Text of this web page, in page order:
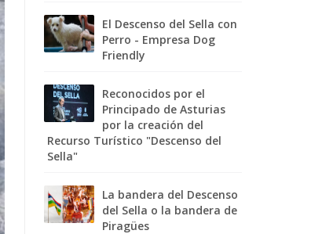
El Descenso del Sella con
Perro - Empresa Dog
Friendly
Reconocidos por el
Principado de Asturias
por la creación del
Recurso Turístico "Descenso del
Sella"
La bandera del Descenso
del Sella o la bandera de
Piragües